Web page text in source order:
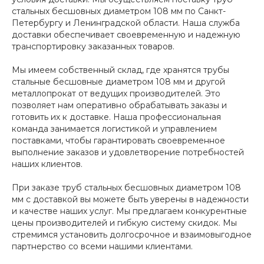
стальных бесшовных диаметром 108 мм по Санкт-
Петербургу и Ленинградской области. Наша служба
доставки обеспечивает своевременную и надежную
транспортировку заказанных товаров.
Мы имеем собственный склад, где хранятся трубы
стальные бесшовные диаметром 108 мм и другой
металлопрокат от ведущих производителей. Это
позволяет нам оперативно обрабатывать заказы и
готовить их к доставке. Наша профессиональная
команда занимается логистикой и управлением
поставками, чтобы гарантировать своевременное
выполнение заказов и удовлетворение потребностей
наших клиентов.
При заказе труб стальных бесшовных диаметром 108
мм с доставкой вы можете быть уверены в надежности
и качестве наших услуг. Мы предлагаем конкурентные
цены производителей и гибкую систему скидок. Мы
стремимся установить долгосрочное и взаимовыгодное
партнерство со всеми нашими клиентами.